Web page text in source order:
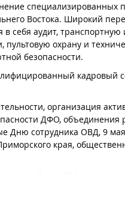
специализированных
Востока. Широкий
себя аудит,
охрану и
безопасности.
кадровый
организация
ДФО,
Дню сотрудника ОВД, 9
края,
"Global" имеет